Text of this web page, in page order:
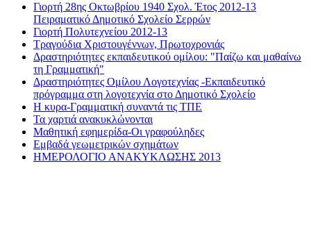
Γιορτή 28ης Οκτωβρίου 1940 Σχολ. Έτος 2012-13
Πειραματικό Δημοτικό Σχολείο Σερρών
Γιορτή Πολυτεχνείου 2012-13
Τραγούδια Χριστουγέννων, Πρωτοχρονιάς
Δραστηριότητες εκπαιδευτικού ομίλου: "Παίζω και μαθαίνω
τη Γραμματική"
Δραστηριότητες Ομίλου Λογοτεχνίας -Εκπαιδευτικό
πρόγραμμα στη λογοτεχνία στο Δημοτικό Σχολείο
Η κυρα-Γραμματική συναντά τις ΤΠΕ
Τα χαρτιά ανακυκλώνονται
Μαθητική εφημερίδα-Οι γραφούληδες
Εμβαδά γεωμετρικών σχημάτων
ΗΜΕΡΟΛΟΓΙΟ ΑΝΑΚΥΚΛΩΣΗΣ 2013